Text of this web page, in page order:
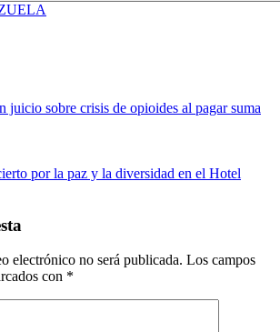
juicio sobre crisis de opioides al pagar suma
por la paz y la diversidad en el Hotel
electrónico no será publicada. Los campos
con *